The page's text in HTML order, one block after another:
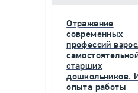
Отражение
современных
профессий
старших
дошкольников.
опыта работы